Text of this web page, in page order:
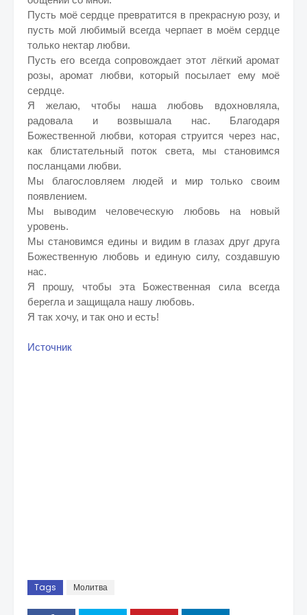
Пусть моё сердце превратится в прекрасную розу, и
пусть мой любимый всегда черпает в моём сердце
только нектар любви.
Пусть его всегда сопровождает этот лёгкий аромат
розы, аромат любви, который посылает ему моё
сердце.
Я желаю, чтобы наша любовь вдохновляла,
радовала и возвышала нас. Благодаря
Божественной любви, которая струится через нас,
как блистательный поток света, мы становимся
посланцами любви.
Мы благословляем людей и мир только своим
появлением.
Мы выводим человеческую любовь на новый
уровень.
Мы становимся едины и видим в глазах друг друга
Божественную любовь и единую силу, создавшую
нас.
Я прошу, чтобы эта Божественная сила всегда
берегла и защищала нашу любовь.
Я так хочу, и так оно и есть!
Источник
Tags Молитва